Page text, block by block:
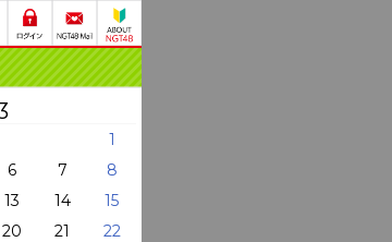
1
6 7
8
13 14
15
20 21
22